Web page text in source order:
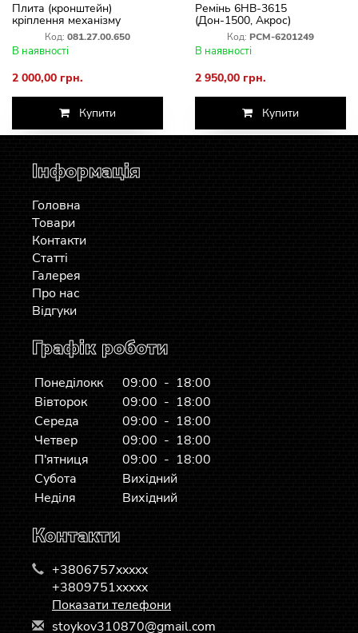
Плита (кронштейн)
кріплення механізму
приводу ножа Шумахер
Дон, Акрос, Вектор
081.27.00.650
Код: 081.27.00.650
В наявності
2 000,00 грн.
Купити
Ремінь 6НВ-3615
(Дон-1500, Акрос)
шестиручний РСМ-6201249
Код: РСМ-6201249
В наявності
2 950,00 грн.
Купити
Інформація
Головна
Товари
Контакти
Статті
Галерея
Про нас
Відгуки
Графік роботи
Понеділокк
09:00 - 18:00
Вівторок
09:00 - 18:00
Середа
09:00 - 18:00
Четвер
09:00 - 18:00
П'ятниця
09:00 - 18:00
Субота
Вихідний
Неділя
Вихідний
Контакти
+3806757xxxxx
+3809751xxxxx
Показати телефони
stoykov310870@gmail.com